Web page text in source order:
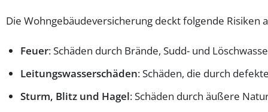
Die Wohngebäudeversicherung deckt folgende Risiken
Feuer: Schäden durch Brände, Sudd- und
Leitungswasserschäden: Schäden, die durch
Sturm, Blitz und Hagel: Schäden durch äußere